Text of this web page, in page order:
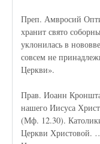
Преп. Амвросий
хранит свято
уклонилась в
совсем не
Церкви».
Прав. Иоанн
нашего Иисуса
(Мф. 12.30).
Церкви Христовой.